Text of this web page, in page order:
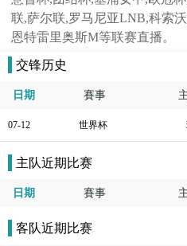
联,萨尔联,罗马尼亚LNB,科索
恩特雷里奥斯M等联赛直播。
交锋历史
日期 賽事
07-12 世界杯
主队近期比赛
日期 賽事
客队近期比赛